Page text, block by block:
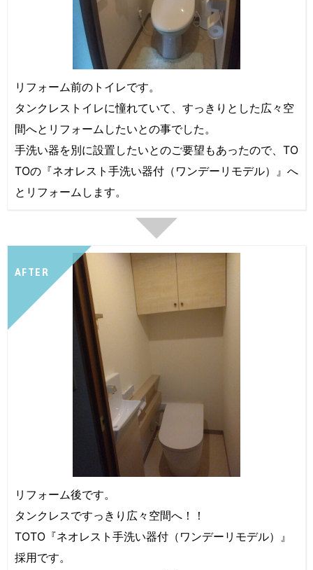
リフォーム前のトイレです。
タンクレストイレに憧れていて、すっきりとした広々空
間へとリフォームしたいとの事でした。
手洗い器を別に設置したいとのご要望もあったので、TO
TOの『ネオレスト手洗い器付（ワンデーリモデル）』へ
とリフォームします。
AFTER
リフォーム後です。
タンクレスですっきり広々空間へ！！
TOTO『ネオレスト手洗い器付（ワンデーリモデル）』
採用です。